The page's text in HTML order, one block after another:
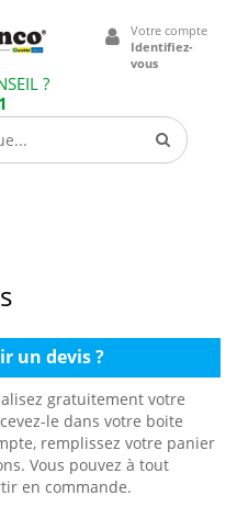
?
Votre compte
Identifiez-
vous
un devis ?
gratuitement votre
le dans votre boite
remplissez votre panier
Vous pouvez à tout
en commande.